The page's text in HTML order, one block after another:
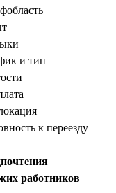
и тип
к переезду
работников